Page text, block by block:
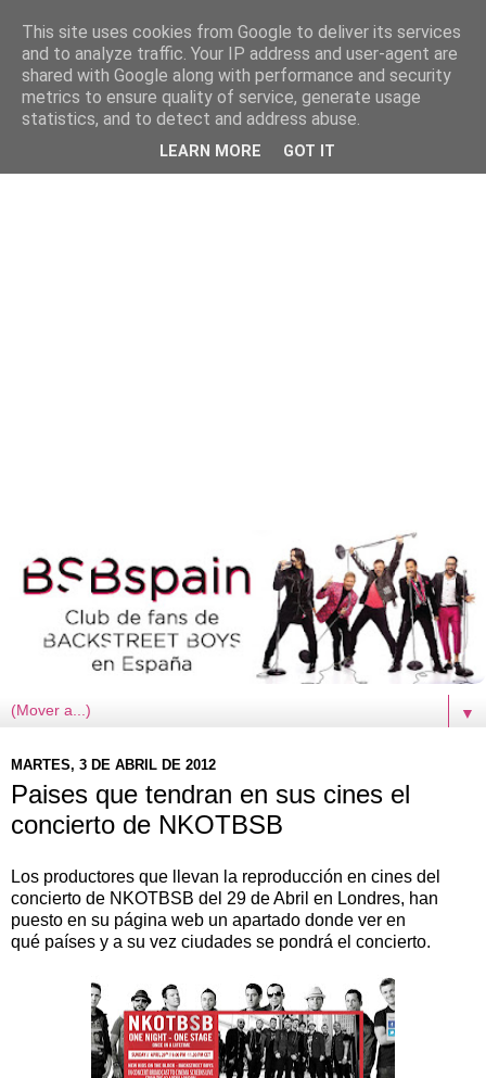
▼
MARTES, 3 DE ABRIL DE 2012
Paises que tendran en sus cines el
concierto de NKOTBSB
Los productores que llevan la reproducción en cines del
concierto de NKOTBSB del 29 de Abril en Londres, han
puesto en su página web un apartado donde ver en
qué países y a su vez ciudades se pondrá el concierto.
This site uses cookies from Google to deliver its services
and to analyze traffic. Your IP address and user-agent are
shared with Google along with performance and security
metrics to ensure quality of service, generate usage
statistics, and to detect and address abuse.
LEARN MORE GOT IT